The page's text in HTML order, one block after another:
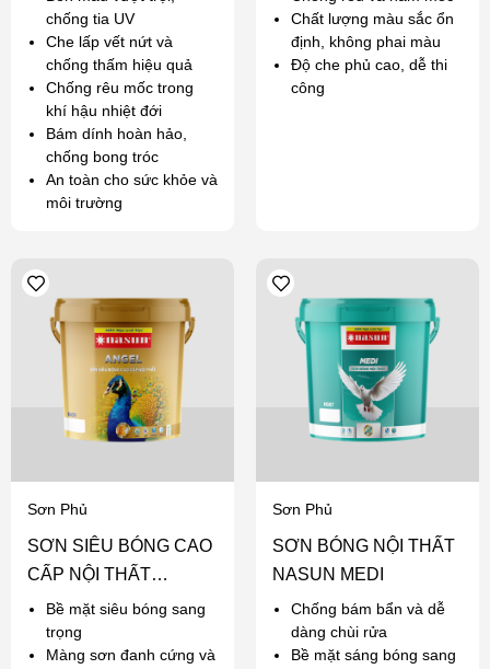
chống tia UV
Che lấp vết nứt và
chống thấm hiệu quả
Chống rêu mốc trong
khí hậu nhiệt đới
Bám dính hoàn hảo,
chống bong tróc
An toàn cho sức khỏe và
môi trường
Chất lượng màu sắc ổn
định, không phai màu
Độ che phủ cao, dễ thi
công
Sơn Phủ
SƠN SIÊU BÓNG CAO
CẤP NỘI THẤT
NASUN ANGEL
Bề mặt siêu bóng sang
trọng
Màng sơn đanh cứng và
Sơn Phủ
SƠN BÓNG NỘI THẤT
NASUN MEDI
Chống bám bẩn và dễ
dàng chùi rửa
Bề mặt sáng bóng sang